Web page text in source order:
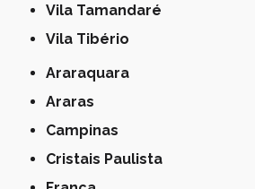
Vila Tamandaré
Vila Tibério
Araraquara
Araras
Campinas
Cristais Paulista